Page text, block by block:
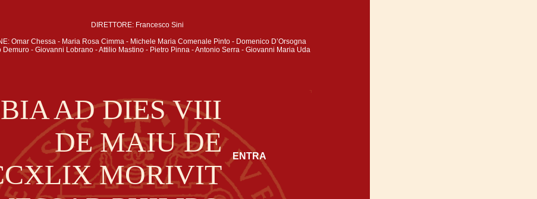
DIRETTORE: Francesco Sini
Omar Chessa - Maria Rosa Cimma - Michele Maria Comenale Pinto - Domenico D’Orsogna
Demuro - Giovanni Lobrano - Attilio Mastino - Pietro Pinna - Antonio Serra - Giovanni Maria Uda
ENTRA